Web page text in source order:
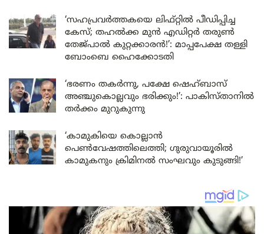
‘സഹപ്രവർത്തകയെ ലിഫ്റ്റിൽ പീഡിപ്പിച്ച
കേസ്; തഹൽക്ക മുൻ എഡിറ്റർ തരുൺ
തേജ്പാൽ കുറ്റക്കാരൻ!’: മാപ്പപേക്ഷ തള്ളി
ബോംബെ ഹൈക്കോടതി
‘ഭരണം തകർന്നു, പക്ഷേ ഷെഹ്ബാസ്
അഞ്ചുകൊല്ലവും ഭരിക്കും!’: പാകിസ്താനിൽ
തർക്കം മുറുകുന്നു
‘കാമുകിയെ കൊല്ലാൻ
പെൺവേഷത്തിലെത്തി; ഗുരുവായൂരിൽ
കാമുകനും ക്രിമിനൽ സംഘവും കുടുങ്ങി!’